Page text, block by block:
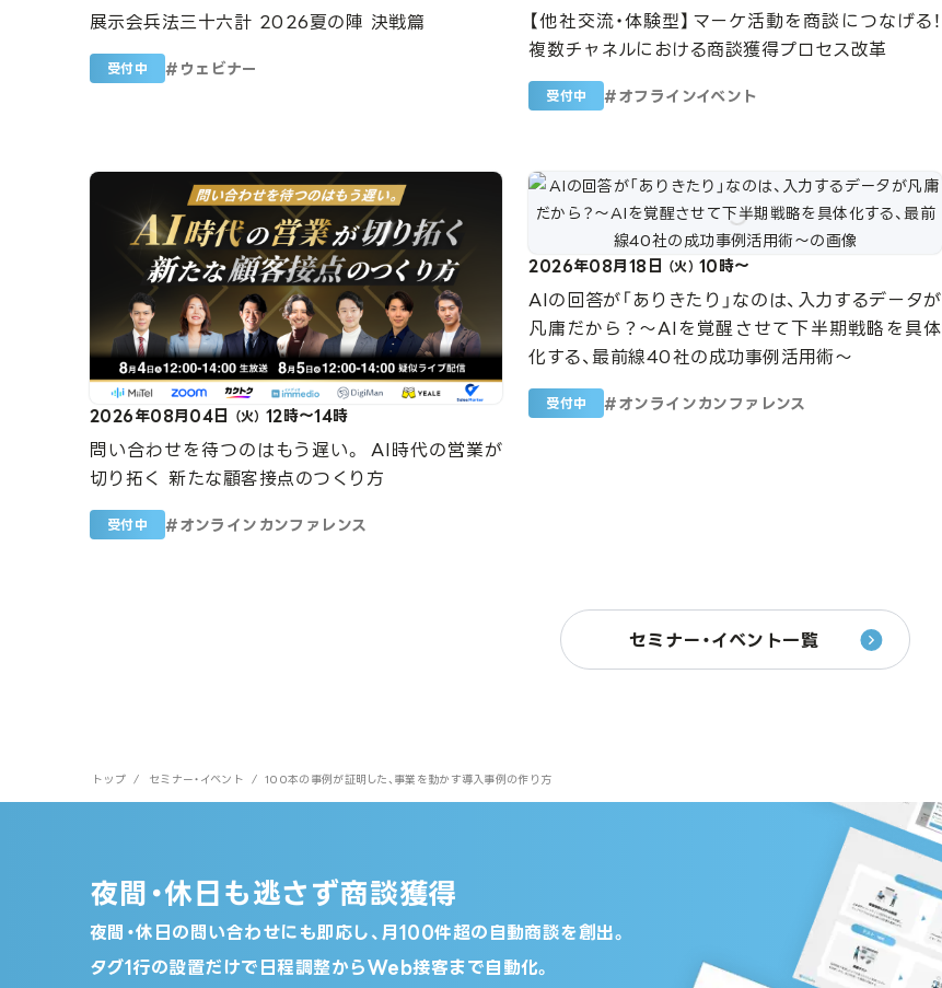
展示会兵法三十六計 2026夏の陣 決戦篇
受付中 # ウェビナー
【他社交流・体験型】マーケ活動を商談につなげる！
複数チャネルにおける商談獲得プロセス改革
受付中 # オフラインイベント
2026年08月04日 （火） 12時～14時
問い合わせを待つのはもう遅い。 AI時代の営業が
切り拓く 新たな顧客接点のつくり方
受付中 # オンラインカンファレンス
2026年08月18日 （火） 10時～
AIの回答が「ありきたり」なのは、入力するデータが
凡庸だから？〜AIを覚醒させて下半期戦略を具体
化する、最前線40社の成功事例活用術〜
受付中 # オンラインカンファレンス
セミナー・イベント一覧
トップ / セミナー・イベント / 100本の事例が証明した、事業を動かす導入事例の作り方
夜間・休日も逃さず商談獲得
夜間・休日の問い合わせにも即応し、月100件超の自動商談を創出。
タグ1行の設置だけで日程調整からWeb接客まで自動化。